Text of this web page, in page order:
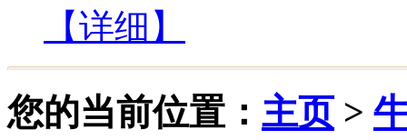
【详细】
您的当前位置： 主页>